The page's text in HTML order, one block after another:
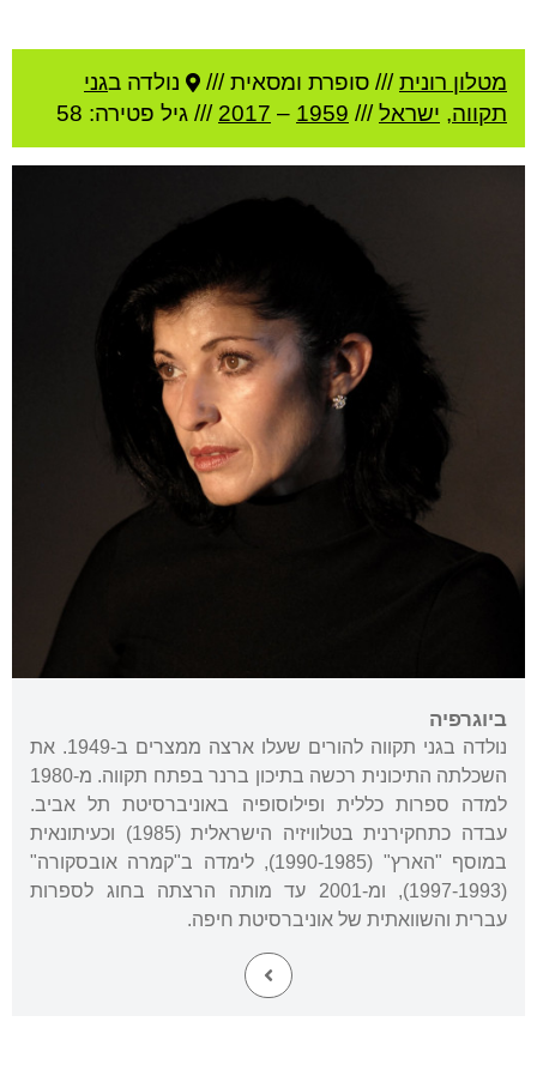
מטלון רונית/// סופרת ומסאית /// נולדה בגני
תקווה, ישראל///
1959
–
2017 /// גיל פטירה: 58
ביוגרפיה
נולדה בגני תקווה להורים שעלו ארצה ממצרים ב-1949. את
השכלתה התיכונית רכשה בתיכון ברנר בפתח תקווה. מ-1980
למדה ספרות כללית ופילוסופיה באוניברסיטת תל אביב.
עבדה כתחקירנית בטלוויזיה הישראלית (1985) וכעיתונאית
במוסף "הארץ" (1990-1985), לימדה ב"קמרה אובסקורה"
(1997-1993), ומ-2001 עד מותה הרצתה בחוג לספרות
עברית והשוואתית של אוניברסיטת חיפה.